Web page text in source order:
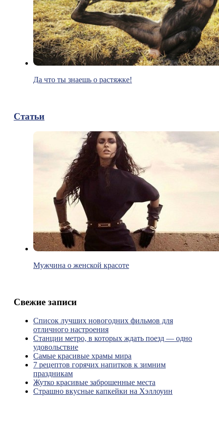
Да что ты знаешь о растяжке!
Статьи
Мужчина о женской красоте
Свежие записи
Список лучших новогодних фильмов для
отличного настроения
Станции метро, в которых ждать поезд — одно
удовольствие
Самые красивые храмы мира
7 рецептов горячих напитков к зимним
праздникам
Жутко красивые заброшенные места
Страшно вкусные капкейки на Хэллоуин